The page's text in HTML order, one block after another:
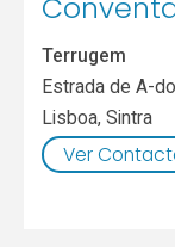
Terrugem
Estrada de A-
Lisboa,Sintra
Ver